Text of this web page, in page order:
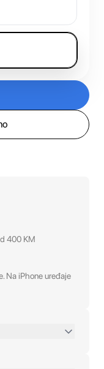
400 KM
Na iPhone uređaje